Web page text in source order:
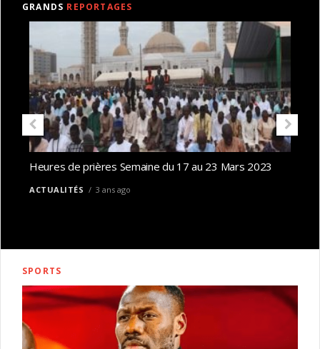
GRANDS REPORTAGES
Heures de prières Semaine du 17 au 23 Mars 2023
ACTUALITÉS 3 ans ago
SPORTS